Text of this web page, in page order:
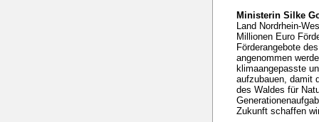
Ministerin Silke
Land Nordrhein-
Millionen Euro
Förderangebote
angenommen
klimaangepasste
aufzubauen, damit
des Waldes für
Zukunft schaffen